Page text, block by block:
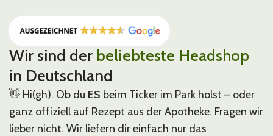
Wir sind der beliebteste Headshop
in Deutschland
👋 Hi(gh). Ob du ES beim Ticker im Park holst – oder
ganz offiziell auf Rezept aus der Apotheke. Fragen wir
lieber nicht. Wir liefern dir einfach nur das